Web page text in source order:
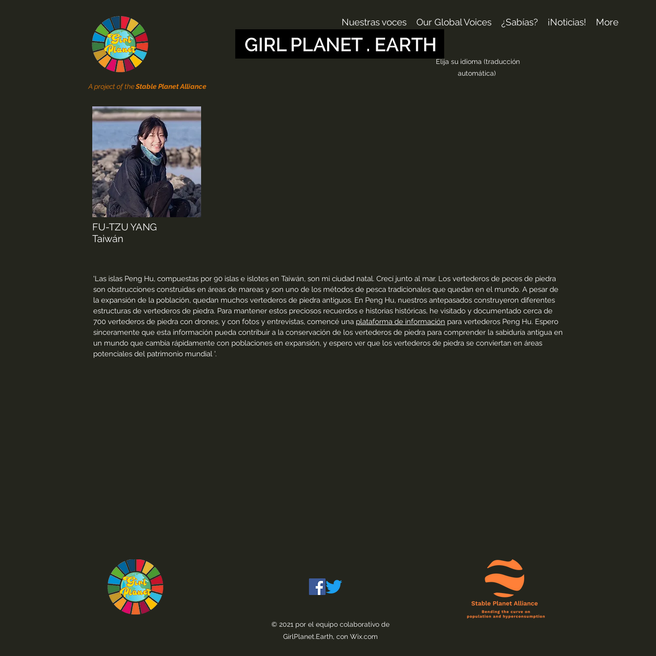
Nuestras voces Our Global Voices ¿Sabías? ¡Noticias! More
Elija su idioma (traducción
automática)
A project of theStable Planet Alliance
FU-TZU YANG
Taiwán
'Las islas Peng Hu, compuestas por 90 islas e islotes en Taiwán, son mi ciudad natal. Crecí junto al mar. Los vertederos de peces de piedra
son obstrucciones construidas en áreas de mareas y son uno de los métodos de pesca tradicionales que quedan en el mundo. A pesar de
la expansión de la población, quedan muchos vertederos de piedra antiguos. En Peng Hu, nuestros antepasados construyeron diferentes
estructuras de vertederos de piedra. Para mantener estos preciosos recuerdos e historias históricas, he visitado y documentado cerca de
700 vertederos de piedra con drones, y con fotos y entrevistas, comencé una plataforma de información para vertederos Peng Hu. Espero
sinceramente que esta información pueda contribuir a la conservación de los vertederos de piedra para comprender la sabiduría antigua en
un mundo que cambia rápidamente con poblaciones en expansión, y espero ver que los vertederos de piedra se conviertan en áreas
potenciales del patrimonio mundial '.
© 2021 por el equipo colaborativo de
GirlPlanet.Earth, con Wix.com